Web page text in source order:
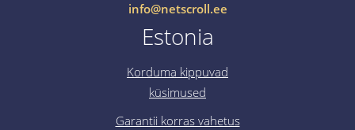
info@netscroll.ee
Estonia
Korduma kippuvad
küsimused
Garantii korras vahetus